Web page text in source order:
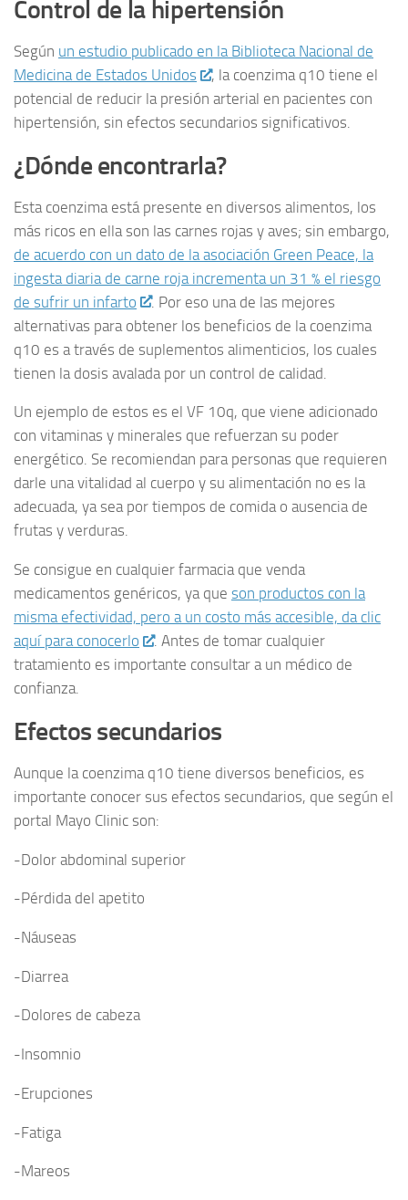
Control de la hipertensión
Según un estudio publicado en la Biblioteca Nacional de
Medicina de Estados Unidos
, la coenzima q10 tiene el
potencial de reducir la presión arterial en pacientes con
hipertensión, sin efectos secundarios significativos.
¿Dónde encontrarla?
Esta coenzima está presente en diversos alimentos, los
más ricos en ella son las carnes rojas y aves; sin embargo,
de acuerdo con un dato de la asociación Green Peace, la
ingesta diaria de carne roja incrementa un 31 % el riesgo
de sufrir un infarto
. Por eso una de las mejores
alternativas para obtener los beneficios de la coenzima
q10 es a través de suplementos alimenticios, los cuales
tienen la dosis avalada por un control de calidad.
Un ejemplo de estos es el VF 10q, que viene adicionado
con vitaminas y minerales que refuerzan su poder
energético. Se recomiendan para personas que requieren
darle una vitalidad al cuerpo y su alimentación no es la
adecuada, ya sea por tiempos de comida o ausencia de
frutas y verduras.
Se consigue en cualquier farmacia que venda
medicamentos genéricos, ya que son productos con la
misma efectividad, pero a un costo más accesible, da clic
aquí para conocerlo
. Antes de tomar cualquier
tratamiento es importante consultar a un médico de
confianza.
Efectos secundarios
Aunque la coenzima q10 tiene diversos beneficios, es
importante conocer sus efectos secundarios, que según el
portal Mayo Clinic son:
-Dolor abdominal superior
-Pérdida del apetito
-Náuseas
-Diarrea
-Dolores de cabeza
-Insomnio
-Erupciones
-Fatiga
-Mareos